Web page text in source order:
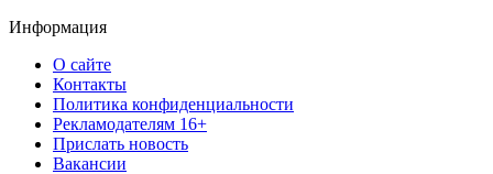
Информация
О сайте
Контакты
Политика конфиденциальности
Рекламодателям 16+
Прислать новость
Вакансии